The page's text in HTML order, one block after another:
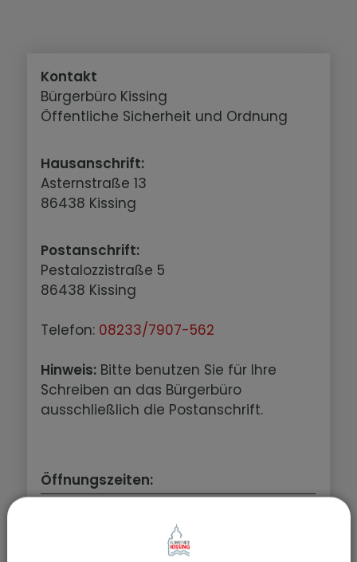
Kontakt
Bürgerbüro Kissing
Öffentliche Sicherheit und Ordnung
Hausanschrift:
Asternstraße 13
86438 Kissing
Postanschrift:
Pestalozzistraße 5
86438 Kissing
Telefon: 08233/7907-562
Hinweis: Bitte benutzen Sie für Ihre
Schreiben an das Bürgerbüro
ausschließlich die Postanschrift.
Öffnungszeiten:
07:15 Uhr - 12:00 Uhr